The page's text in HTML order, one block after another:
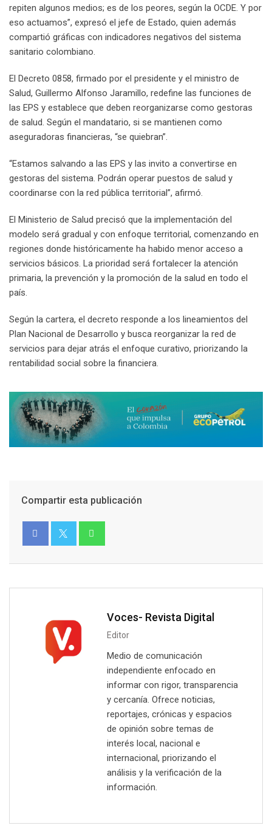
repiten algunos medios; es de los peores, según la OCDE. Y por
eso actuamos”, expresó el jefe de Estado, quien además
compartió gráficas con indicadores negativos del sistema
sanitario colombiano.
El Decreto 0858, firmado por el presidente y el ministro de
Salud, Guillermo Alfonso Jaramillo, redefine las funciones de
las EPS y establece que deben reorganizarse como gestoras
de salud. Según el mandatario, si se mantienen como
aseguradoras financieras, “se quiebran”.
“Estamos salvando a las EPS y las invito a convertirse en
gestoras del sistema. Podrán operar puestos de salud y
coordinarse con la red pública territorial”, afirmó.
El Ministerio de Salud precisó que la implementación del
modelo será gradual y con enfoque territorial, comenzando en
regiones donde históricamente ha habido menor acceso a
servicios básicos. La prioridad será fortalecer la atención
primaria, la prevención y la promoción de la salud en todo el
país.
Según la cartera, el decreto responde a los lineamientos del
Plan Nacional de Desarrollo y busca reorganizar la red de
servicios para dejar atrás el enfoque curativo, priorizando la
rentabilidad social sobre la financiera.
Compartir esta publicación
Voces- Revista Digital
Editor
Medio de comunicación
independiente enfocado en
informar con rigor, transparencia
y cercanía. Ofrece noticias,
reportajes, crónicas y espacios
de opinión sobre temas de
interés local, nacional e
internacional, priorizando el
análisis y la verificación de la
información.